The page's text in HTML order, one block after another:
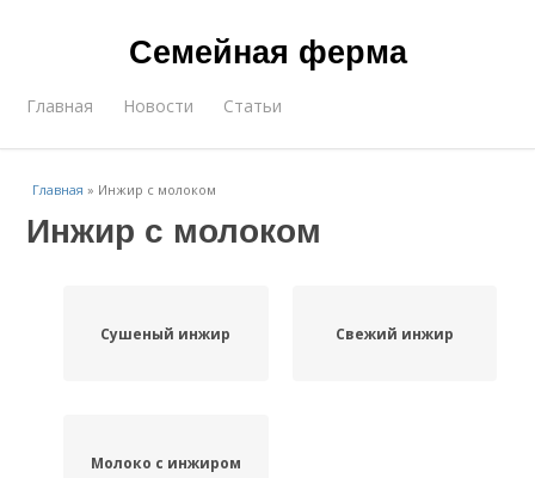
Семейная ферма
Главная Новости Статьи
Главная » Инжир с молоком
Инжир с молоком
Сушеный инжир Свежий инжир
Молоко с инжиром